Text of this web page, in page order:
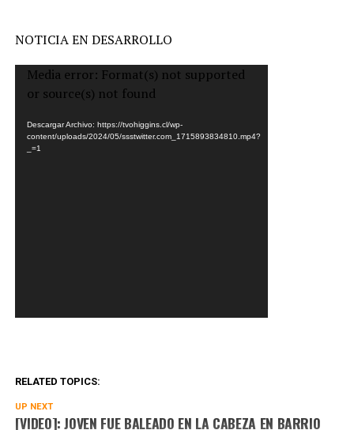
NOTICIA EN DESARROLLO
Reproductor
de
Media error: Format(s) not supported
or source(s) not found
Descargar Archivo: https://tvohiggins.cl/wp-
content/uploads/2024/05/ssstwitter.com_1715893834810.mp4?
_=1
RELATED TOPICS:
UP NEXT
[VIDEO]: JOVEN FUE BALEADO EN LA CABEZA EN BARRIO